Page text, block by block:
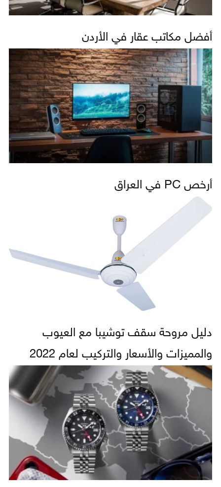
أفضل مكاتب عقار في الأردن
أرخص PC في العراق
دليل مروحة سقف توشيبا مع العيوب
والمميزات والأسعار والتركيب لعام 2022